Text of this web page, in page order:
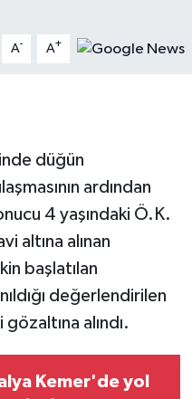
A- A+
düğün
ardından
4 yaşındaki Ö.K.
altına alınan
başlatılan
değerlendirilen
alındı.
Kemer'de yol